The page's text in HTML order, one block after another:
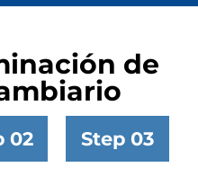
de
02 Step 03